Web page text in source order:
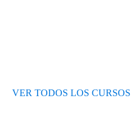
VER TODOS LOS CURSOS